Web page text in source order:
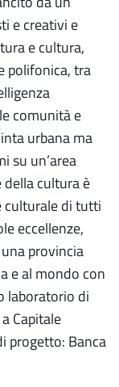
e creativi e
e cultura,
polifonica, tra
comunità e
urbana ma
su un’area
della cultura è
culturale di tutti
eccellenze,
provincia
e al mondo con
laboratorio di
Capitale
progetto: Banca